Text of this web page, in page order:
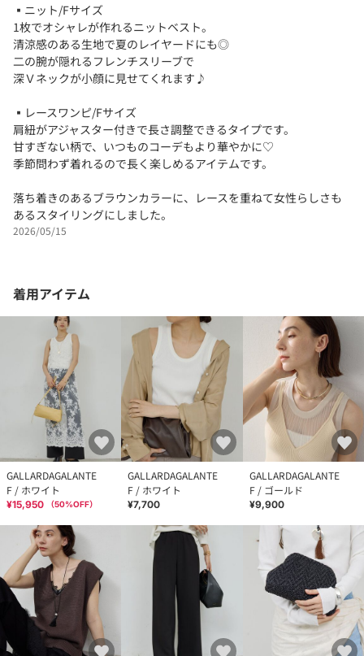
▪ニット/Fサイズ
1枚でオシャレが作れるニットベスト。
清涼感のある生地で夏のレイヤードにも◎
二の腕が隠れるフレンチスリーブで
深Ｖネックが小顔に見せてくれます♪
▪レースワンピ/Fサイズ
肩紐がアジャスター付きで長さ調整できるタイプです。
甘すぎない柄で、いつものコーデもより華やかに♡
季節問わず着れるので長く楽しめるアイテムです。
落ち着きのあるブラウンカラーに、レースを重ねて女性らしさも
あるスタイリングにしました。
2026/05/15
着用アイテム
GALLARDAGALANTE
F / ホワイト
¥15,950 （50%OFF）
GALLARDAGALANTE
F / ホワイト
¥7,700
GALLARDAGALANTE
F / ゴールド
¥9,900